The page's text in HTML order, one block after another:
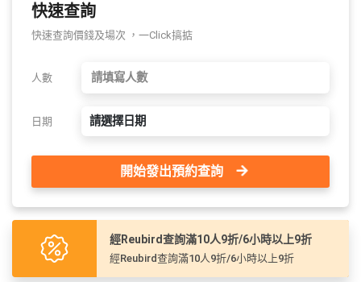
快速查詢
快速查詢價錢及場次 ，一Click搞掂
人數
日期 請選擇日期
開始發出預約查詢
經Reubird查詢滿10人9折/6小時以上9折
經Reubird查詢滿10人9折/6小時以上9折